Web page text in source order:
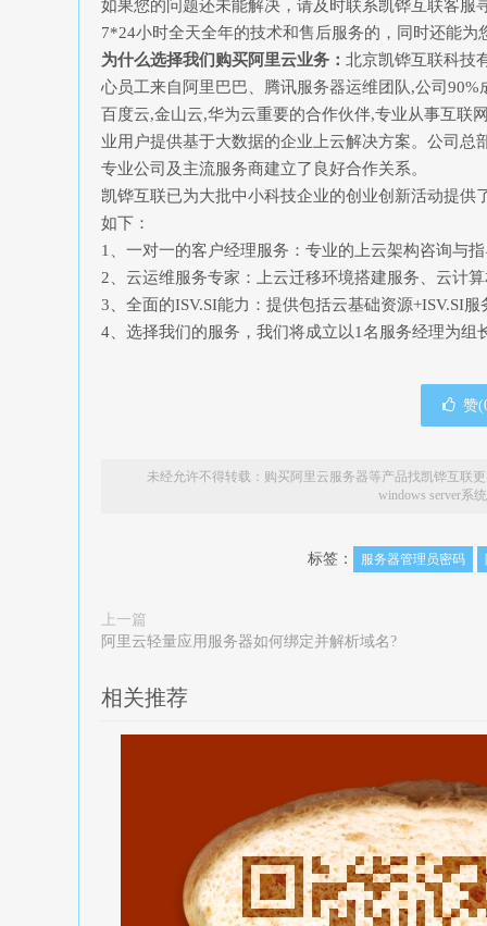
如果您的问题还未能解决，请及时联系凯铧互联客
7*24小时全天全年的技术和售后服务的，同时还能
为什么选择我们购买阿里云业务： 北京凯铧互联科技
心员工来自阿里巴巴、腾讯服务器运维团队,公司
百度云,金山云,华为云重要的合作伙伴,专业从事互联
业用户提供基于大数据的企业上云解决方案。公司
专业公司及主流服务商建立了良好合作关系。
凯铧互联已为大批中小科技企业的创业创新活动提
如下：
1、一对一的客户经理服务：专业的上云架构咨询与
2、云运维服务专家：上云迁移环境搭建服务、云计
3、全面的ISV.SI能力：提供包括云基础资源+ISV.SI
4、选择我们的服务，我们将成立以1名服务经理为
赞(
未经允许不得转载： 购买阿里云服务器等产品找凯铧互联
windows server系
标签： 服务器管理员密码
上一篇
阿里云轻量应用服务器如何绑定并解析域名?
相关推荐